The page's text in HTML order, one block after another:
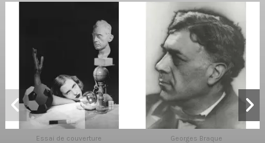
Essai de couverture
Georges Braque